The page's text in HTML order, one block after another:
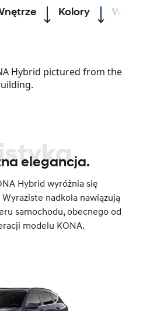
Kolory
elegancja.
Hybrid wyróżnia się
nadkola nawiązują
samochodu, obecnego od
modelu KONA.